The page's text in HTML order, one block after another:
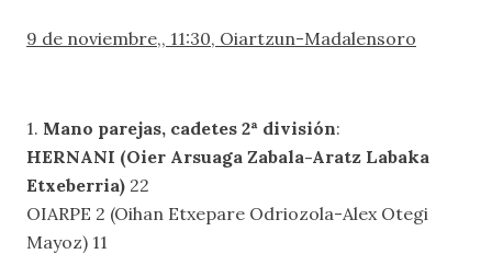
9 de noviembre,, 11:30, Oiartzun-Madalensoro
1. Mano parejas, cadetes 2ª división:
HERNANI (Oier Arsuaga Zabala-Aratz Labaka
Etxeberria) 22
OIARPE 2 (Oihan Etxepare Odriozola-Alex Otegi
Mayoz) 11